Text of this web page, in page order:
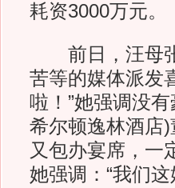
耗资3000万元。
前日，汪母张
苦等的媒体派发
啦！”她强调没
希尔顿逸林酒店
又包办宴席，一
她强调：“我们